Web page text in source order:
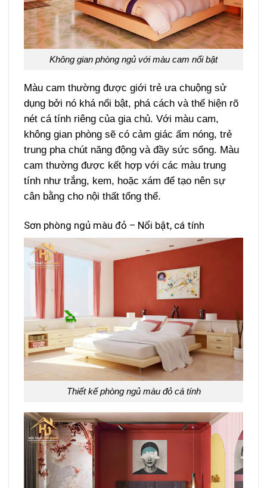
Không gian phòng ngủ với màu cam nổi bật
Màu cam thường được giới trẻ ưa chuộng sử
dụng bởi nó khá nổi bật, phá cách và thể hiện rõ
nét cá tính riêng của gia chủ. Với màu cam,
không gian phòng sẽ có cảm giác ấm nóng, trẻ
trung pha chút năng động và đầy sức sống. Màu
cam thường được kết hợp với các màu trung
tính như trắng, kem, hoặc xám để tạo nên sự
cân bằng cho nội thất tổng thể.
Sơn phòng ngủ màu đỏ – Nổi bật, cá tính
Thiết kế phòng ngủ màu đỏ cá tính